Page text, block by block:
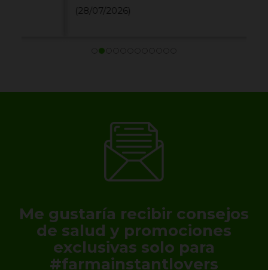
(28/07/2026)
Me gustaría recibir consejos
de salud y promociones
exclusivas solo para
#farmainstantlovers